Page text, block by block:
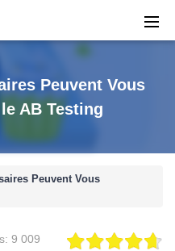
Peuvent Vous
AB Testing
Peuvent Vous
9 009